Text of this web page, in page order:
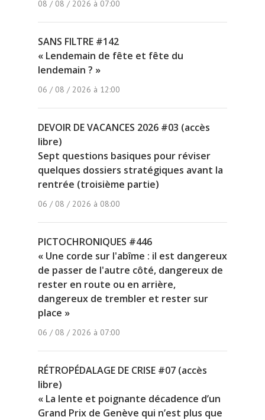
08 / 08 / 2026 à 07:00
SANS FILTRE #142
« Lendemain de fête et fête du
lendemain ? »
06 / 08 / 2026 à 12:00
DEVOIR DE VACANCES 2026 #03 (accès
libre)
Sept questions basiques pour réviser
quelques dossiers stratégiques avant la
rentrée (troisième partie)
06 / 08 / 2026 à 08:00
PICTOCHRONIQUES #446
« Une corde sur l'abîme : il est dangereux
de passer de l'autre côté, dangereux de
rester en route ou en arrière,
dangereux de trembler et rester sur
place »
06 / 08 / 2026 à 07:00
RÉTROPÉDALAGE DE CRISE #07 (accès
libre)
« La lente et poignante décadence d’un
Grand Prix de Genève qui n’est plus que